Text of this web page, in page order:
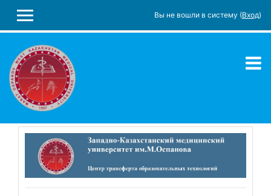
БОКОВАЯ ПАНЕЛЬ
Вы не вошли в систему (Вход)